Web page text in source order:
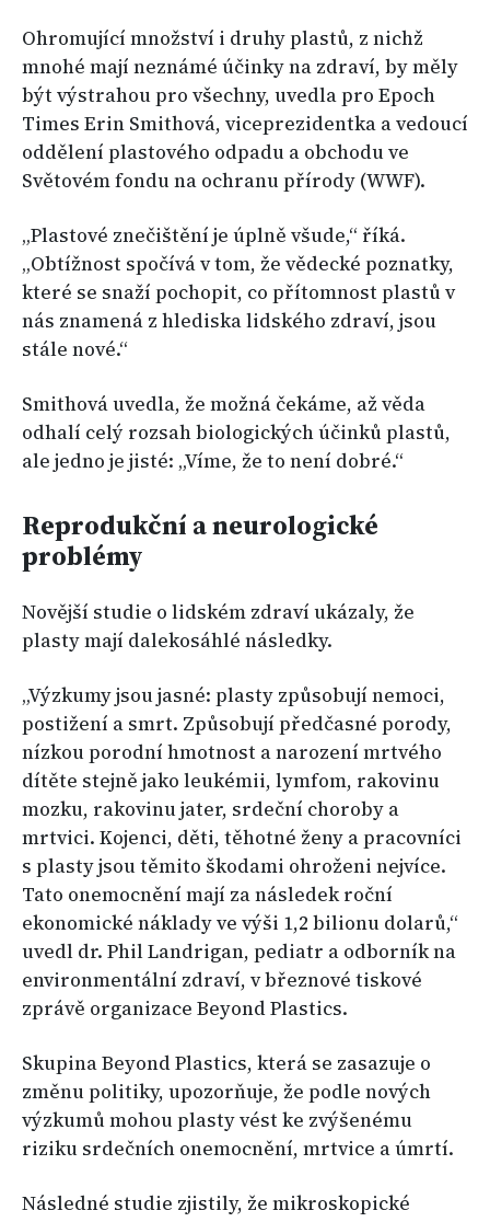
Ohromující množství i druhy plastů, z nichž
mnohé mají neznámé účinky na zdraví, by měly
být výstrahou pro všechny, uvedla pro Epoch
Times Erin Smithová, viceprezidentka a vedoucí
oddělení plastového odpadu a obchodu ve
Světovém fondu na ochranu přírody (WWF).
„Plastové znečištění je úplně všude,“ říká.
„Obtížnost spočívá v tom, že vědecké poznatky,
které se snaží pochopit, co přítomnost plastů v
nás znamená z hlediska lidského zdraví, jsou
stále nové.“
Smithová uvedla, že možná čekáme, až věda
odhalí celý rozsah biologických účinků plastů,
ale jedno je jisté: „Víme, že to není dobré.“
Reprodukční a neurologické
problémy
Novější studie o lidském zdraví ukázaly, že
plasty mají dalekosáhlé následky.
„Výzkumy jsou jasné: plasty způsobují nemoci,
postižení a smrt. Způsobují předčasné porody,
nízkou porodní hmotnost a narození mrtvého
dítěte stejně jako leukémii, lymfom, rakovinu
mozku, rakovinu jater, srdeční choroby a
mrtvici. Kojenci, děti, těhotné ženy a pracovníci
s plasty jsou těmito škodami ohroženi nejvíce.
Tato onemocnění mají za následek roční
ekonomické náklady ve výši 1,2 bilionu dolarů,“
uvedl dr. Phil Landrigan, pediatr a odborník na
environmentální zdraví, v březnové tiskové
zprávě organizace Beyond Plastics.
Skupina Beyond Plastics, která se zasazuje o
změnu politiky, upozorňuje, že podle nových
výzkumů mohou plasty vést ke zvýšenému
riziku srdečních onemocnění, mrtvice a úmrtí.
Následné studie zjistily, že mikroskopické